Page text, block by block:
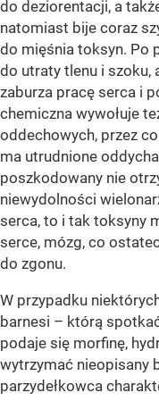
do deziorentacji, a
natomiast bije coraz
do mięśnia toksyn. Po
do utraty tlenu i szoku,
zaburza pracę serca i
chemiczna wywołuje
oddechowych, przez
ma utrudnione
poszkodowany nie
niewydolności
serca, to i tak toksyny
serce, mózg, co
do zgonu.
W przypadku
barnesi – którą
podaje się morfinę,
wytrzymać nieopisany
parzydełkowca